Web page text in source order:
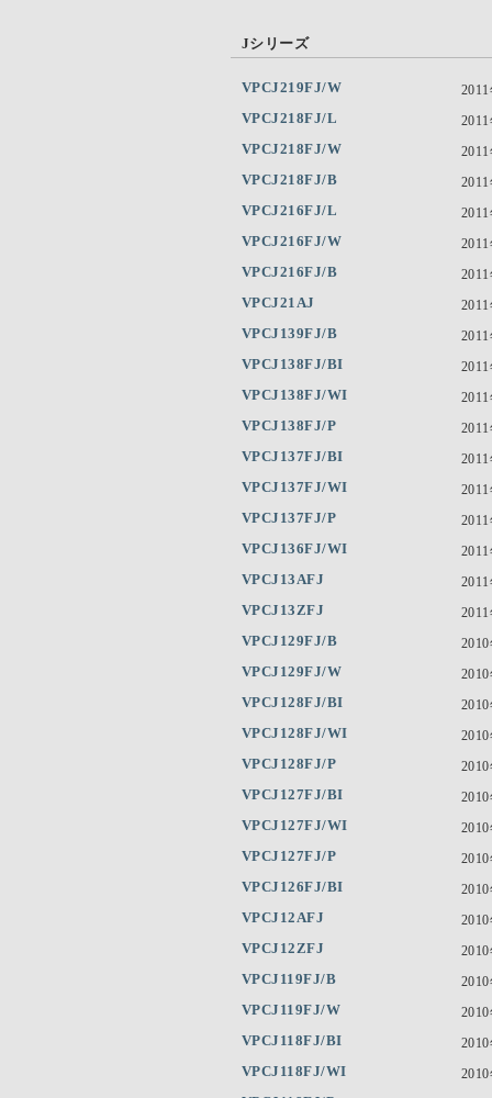
Jシリーズ
VPCJ219FJ/W
VPCJ218FJ/L
VPCJ218FJ/W
VPCJ218FJ/B
VPCJ216FJ/L
VPCJ216FJ/W
VPCJ216FJ/B
VPCJ21AJ
VPCJ139FJ/B
VPCJ138FJ/BI
VPCJ138FJ/WI
VPCJ138FJ/P
VPCJ137FJ/BI
VPCJ137FJ/WI
VPCJ137FJ/P
VPCJ136FJ/WI
VPCJ13AFJ
VPCJ13ZFJ
VPCJ129FJ/B
VPCJ129FJ/W
VPCJ128FJ/BI
VPCJ128FJ/WI
VPCJ128FJ/P
VPCJ127FJ/BI
VPCJ127FJ/WI
VPCJ127FJ/P
VPCJ126FJ/BI
VPCJ12AFJ
VPCJ12ZFJ
VPCJ119FJ/B
VPCJ119FJ/W
VPCJ118FJ/BI
VPCJ118FJ/WI